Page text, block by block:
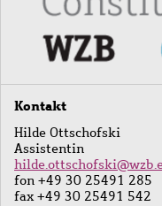
Kontakt
Hilde Ottschofski
Assistentin
fon +49 30 25491 285
fax +49 30 25491 542